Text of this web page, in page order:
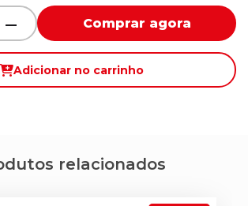
Comprar agora
Adicionar no carrinho
relacionados